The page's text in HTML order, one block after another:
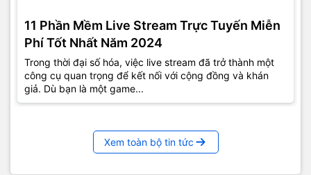
11 Phần Mềm Live Stream Trực Tuyến Miễn
Phí Tốt Nhất Năm 2024
Trong thời đại số hóa, việc live stream đã trở thành một
công cụ quan trọng để kết nối với cộng đồng và khán
giả. Dù bạn là một game...
Xem toàn bộ tin tức